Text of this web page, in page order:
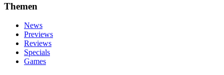
Themen
News
Previews
Reviews
Specials
Games